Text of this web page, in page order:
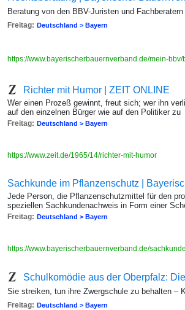
Beratung von den BBV-Juristen und
Freitag: Deutschland > Bayern
https://www.bayerischerbauernverband.de/mein-
Richter mit Humor | ZEIT ONLINE
Wer einen Prozeß gewinnt, freut sich; wer ihn
auf den einzelnen Bürger wie auf den Politiker zu
Freitag: Deutschland > Bayern
https://www.zeit.de/1965/14/richter-mit-humor
Sachkunde im Pflanzenschutz |
Jede Person, die Pflanzenschutzmittel für den
speziellen Sachkundenachweis in Form einer
Freitag: Deutschland > Bayern
https://www.bayerischerbauernverband.de/
Schulkomödie aus der Oberpfalz:
Sie streiken, tun ihre Zwergschule zu behalten –
Freitag: Deutschland > Bayern